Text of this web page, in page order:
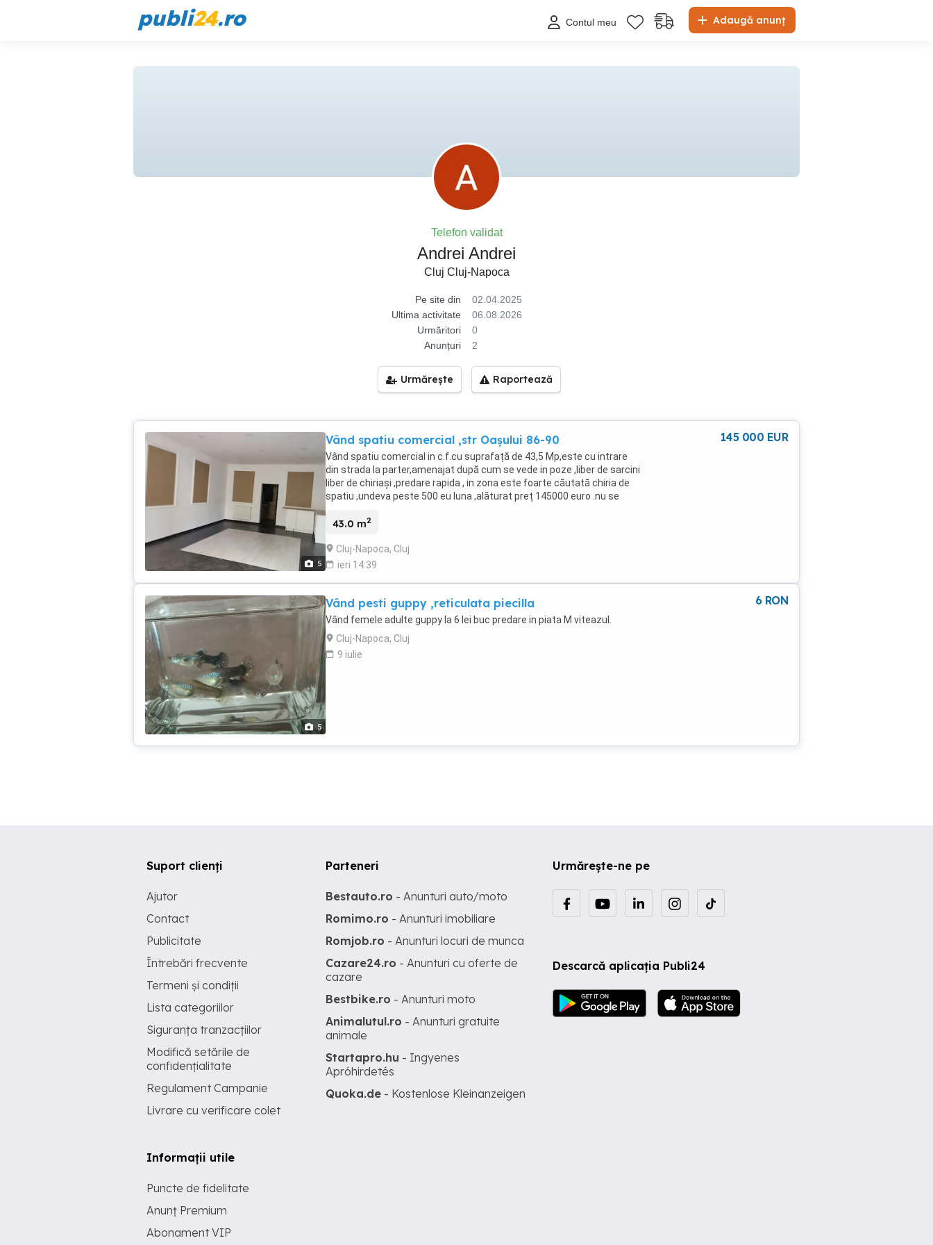
publi24.ro Adaugă anunț
Contul meu
Telefon validat
Andrei Andrei
Cluj Cluj-Napoca
Pe site din
02.04.2025
Ultima activitate
06.08.2026
Urmăritori
0
Anunțuri
2
Urmărește Raportează
5
Vând spatiu comercial ,str Oașului 86-90
Vând spatiu comercial in c.f.cu suprafață de 43,5 Mp,este cu intrare
din strada la parter,amenajat după cum se vede in poze ,liber de sarcini
liber de chiriași ,predare rapida , in zona este foarte căutată chiria de
spatiu ,undeva peste 500 eu luna ,alăturat preț 145000 euro .nu se
43.0 m2
Cluj-Napoca, Cluj
ieri 14:39
145 000 EUR
5
Vând pesti guppy ,reticulata piecilla
Vând femele adulte guppy la 6 lei buc predare in piata M viteazul.
Cluj-Napoca, Cluj
9 iulie
6 RON
Urmărește-ne pe
Descarcă aplicația Publi24
Suport clienți
Ajutor
Contact
Publicitate
Întrebări frecvente
Termeni și condiții
Lista categoriilor
Siguranța tranzacțiilor
Modifică setările de
confidențialitate
Regulament Campanie
Livrare cu verificare colet
Informații utile
Puncte de fidelitate
Anunț Premium
Abonament VIP
Parteneri
Bestauto.ro - Anunturi auto/moto
Romimo.ro - Anunturi imobiliare
Romjob.ro - Anunturi locuri de munca
Cazare24.ro - Anunturi cu oferte de
cazare
Bestbike.ro - Anunturi moto
Animalutul.ro - Anunturi gratuite
animale
Startapro.hu - Ingyenes
Apróhirdetés
Quoka.de - Kostenlose Kleinanzeigen